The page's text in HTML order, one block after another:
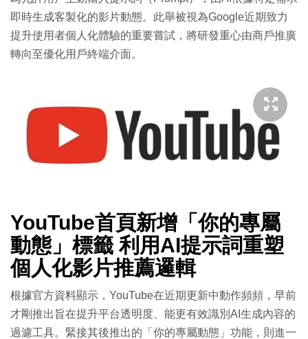
即時生成客製化的影片動態。此舉被視為Google近期致力
提升使用者個人化體驗的重要嘗試，將研發重心由商戶推廣
轉向至優化用戶終端介面。
YouTube首頁新增「你的專屬
動態」標籤 利用AI提示詞重塑
個人化影片推薦邏輯
根據官方資料顯示，YouTube在近期更新中動作頻頻，早前
才剛推出旨在提升平台透明度、能更有效識別AI生成內容的
過濾工具。緊接其後推出的「你的專屬動態」功能，則進一